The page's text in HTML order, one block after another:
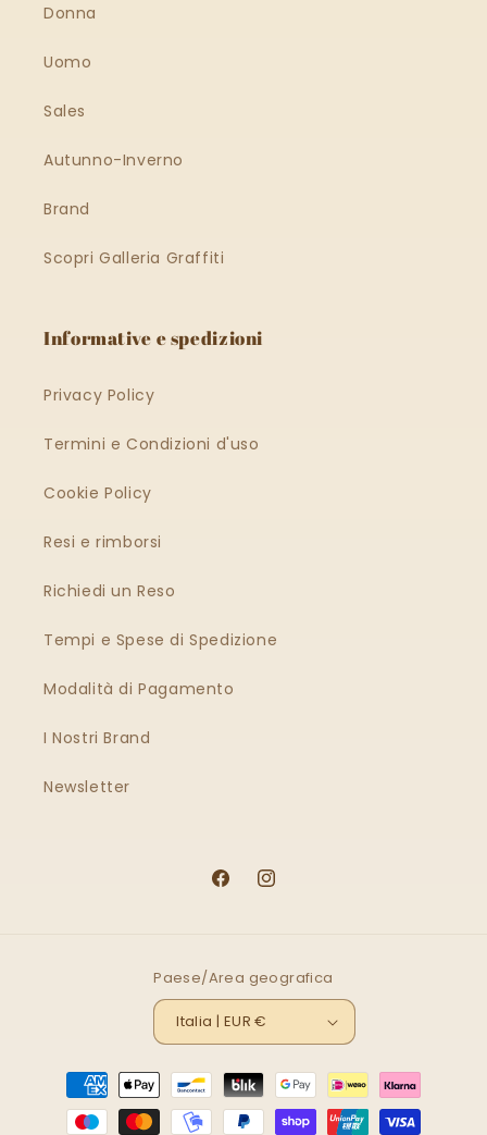
Donna
Uomo
Sales
Autunno-Inverno
Brand
Scopri Galleria Graffiti
Informative e spedizioni
Privacy Policy
Termini e Condizioni d'uso
Cookie Policy
Resi e rimborsi
Richiedi un Reso
Tempi e Spese di Spedizione
Modalità di Pagamento
I Nostri Brand
Newsletter
FacebookInstagram
Paese/Area geografica
Italia | EUR €
Metodi